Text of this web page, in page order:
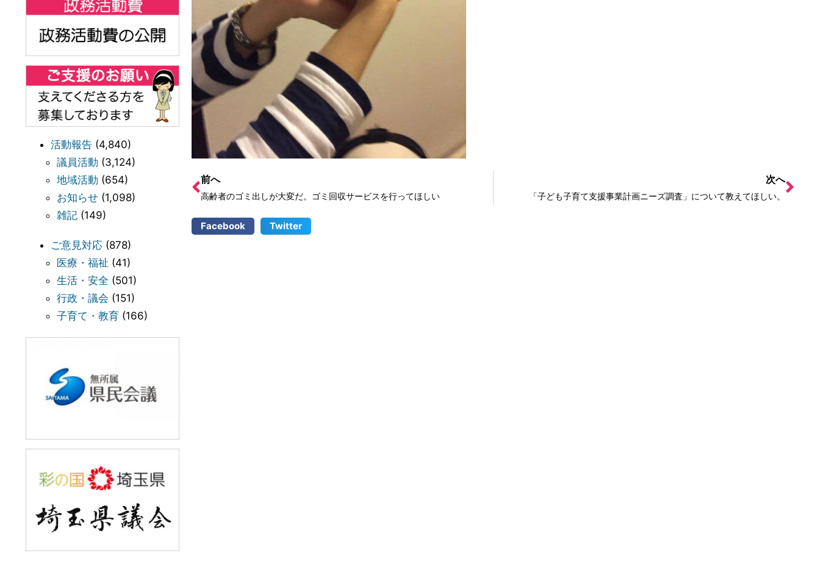
活動報告 (4,840)
議員活動 (3,124)
地域活動 (654)
お知らせ (1,098)
雑記 (149)
ご意見対応 (878)
医療・福祉 (41)
生活・安全 (501)
行政・議会 (151)
子育て・教育 (166)
前へ
高齢者のゴミ出しが大変だ。ゴミ回収サービスを行ってほしい
次へ
「子ども子育て支援事業計画ニーズ調査」について教えてほしい。
Facebook Twitter